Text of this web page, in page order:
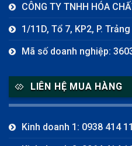
CÔNG TY TNHH HÓA
1/11D, Tổ 7, KP2, P.
Mã số doanh nghiệp:
LIÊN HỆ MUA HÀNG
Kinh doanh 1: 0938 414